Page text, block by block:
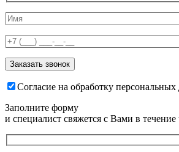
Согласие на обработку
Заполните форму
и специалист свяжется с Вами в течение